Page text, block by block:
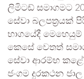
ලිමිටඩ් සමාගමට
සේවා බලපත්‍රයක්
භාගයේදී
කෙසේ වෙතත්
සේවා ආරම්භ කළේ
ජංගම දුරකථන